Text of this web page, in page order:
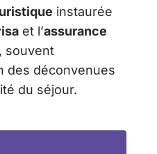
instaurée
et l’assurance
souvent
des déconvenues
du séjour.